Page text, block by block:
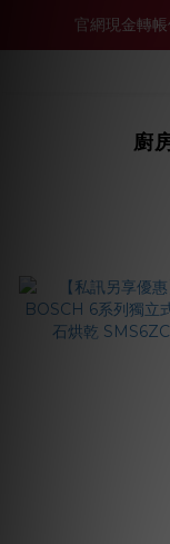
買多件家
官網現金轉
買多件
廚